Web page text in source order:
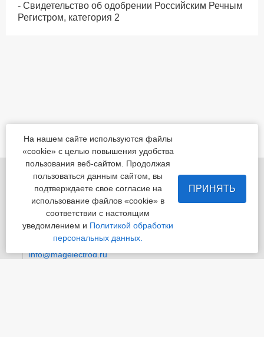
- Свидетельство об одобрении Российским Речным
Регистром, категория 2
455022, Челябинская обл., Магнитогорск, шоссе
Белорецкое, д.5
пн - пт с 8:00 до 17:00 сб-вс-вых.
Приемная +7 (3519) 24-07-29
info@magelectrod.ru
На нашем сайте используются файлы
«cookie» с целью повышения удобства
пользования веб-сайтом. Продолжая
пользоваться данным сайтом, вы
подтверждаете свое согласие на
использование файлов «cookie» в
соответствии с настоящим
уведомлением и Политикой обработки
персональных данных.
ПРИНЯТЬ